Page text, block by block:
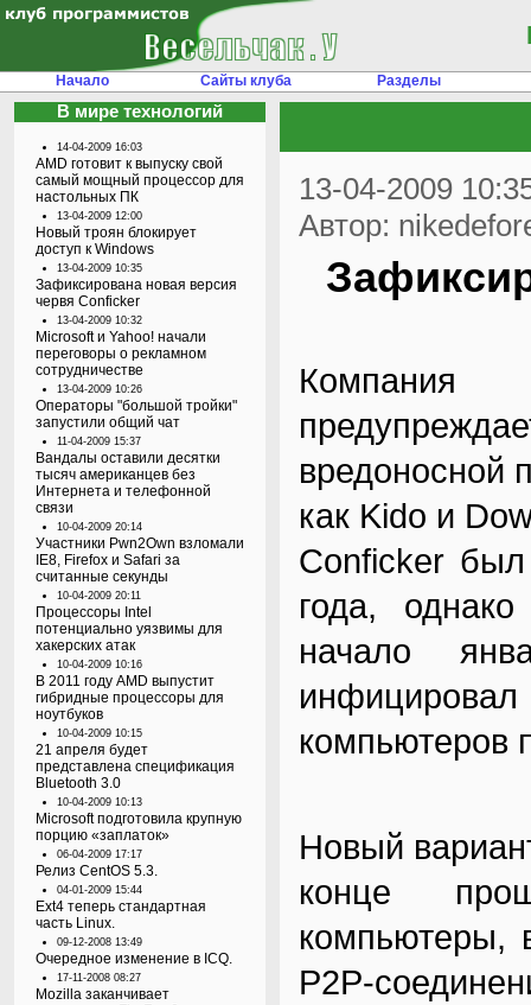
Начало Сайты клуба Разделы
В мире технологий
14-04-2009 16:03
AMD готовит к выпуску свой
самый мощный процессор для
настольных ПК
13-04-2009 12:00
Новый троян блокирует
доступ к Windows
13-04-2009 10:35
Зафиксирована новая версия
червя Conficker
13-04-2009 10:32
Microsoft и Yahoo! начали
переговоры о рекламном
сотрудничестве
13-04-2009 10:26
Операторы "большой тройки"
запустили общий чат
11-04-2009 15:37
Вандалы оставили десятки
тысяч американцев без
Интернета и телефонной
связи
10-04-2009 20:14
Участники Pwn2Own взломали
IE8, Firefox и Safari за
считанные секунды
10-04-2009 20:11
Процессоры Intel
потенциально уязвимы для
хакерских атак
10-04-2009 10:16
В 2011 году AMD выпустит
гибридные процессоры для
ноутбуков
10-04-2009 10:15
21 апреля будет
представлена спецификация
Bluetooth 3.0
10-04-2009 10:13
Microsoft подготовила крупную
порцию «заплаток»
06-04-2009 17:17
Релиз CentOS 5.3.
04-01-2009 15:44
Ext4 теперь стандартная
часть Linux.
09-12-2008 13:49
Очередное изменение в ICQ.
17-11-2008 08:27
Mozilla заканчивает
13-04-2009
Автор:
Компания
вредоносной
как Kido и
Conficker
года,
начало
компьютеров
Новый
конце
компьютеры,
P2P-